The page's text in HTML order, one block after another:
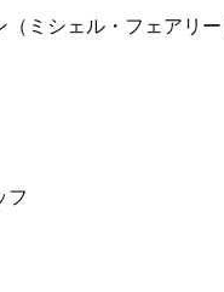
（ミシェル・フェアリ
フ